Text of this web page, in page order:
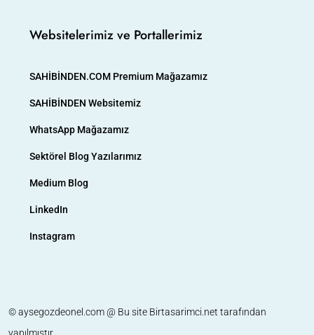
Websitelerimiz ve Portallerimiz
SAHİBİNDEN.COM Premium Mağazamız
SAHİBİNDEN Websitemiz
WhatsApp Mağazamız
Sektörel Blog Yazılarımız
Medium Blog
LinkedIn
Instagram
© aysegozdeonel.com @ Bu site Birtasarimci.net tarafından
yapılmıştır.